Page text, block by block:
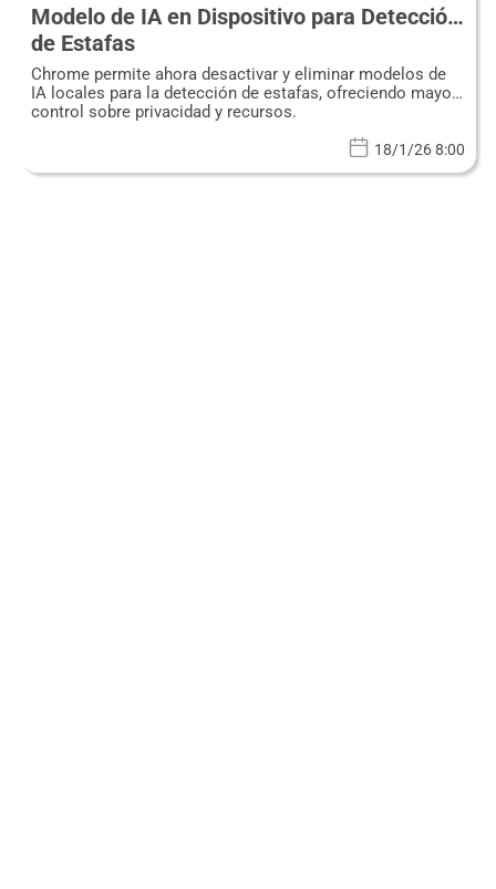
Modelo de IA en Dispositivo para Detección
de Estafas
Chrome permite ahora desactivar y eliminar modelos de
IA locales para la detección de estafas, ofreciendo mayor
control sobre privacidad y recursos.
18/1/26 8:00